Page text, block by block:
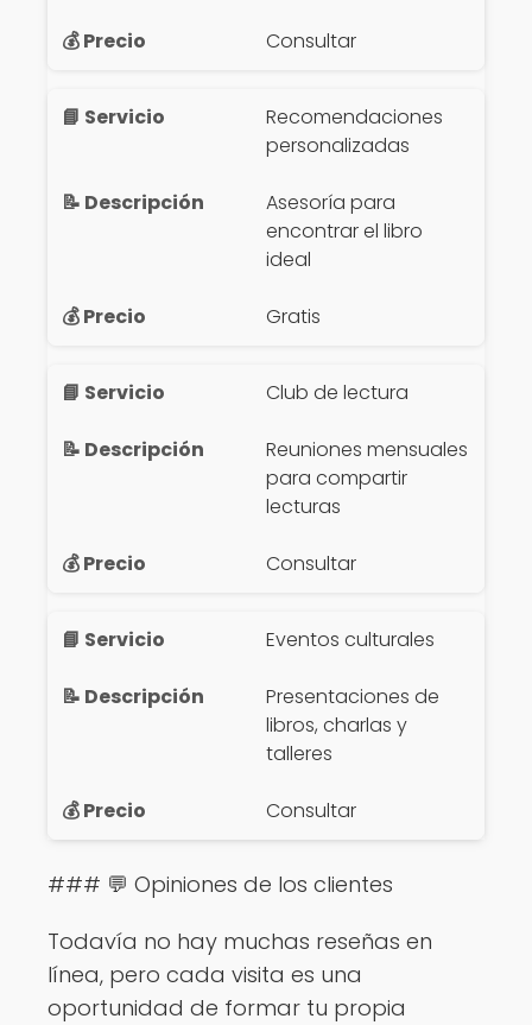
Consultar
Recomendaciones
personalizadas
Asesoría para
encontrar el libro
ideal
Gratis
Club de lectura
Reuniones mensuales
para compartir
lecturas
Consultar
Eventos culturales
Presentaciones de
libros, charlas y
talleres
Consultar
### 💬 Opiniones de los clientes
Todavía no hay muchas reseñas en
línea, pero cada visita es una
oportunidad de formar tu propia